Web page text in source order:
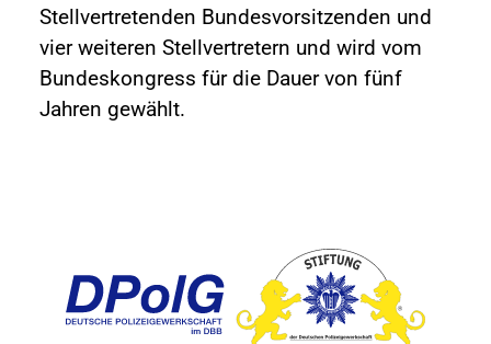
Stellvertretenden Bundesvorsitzenden und
vier weiteren Stellvertretern und wird vom
Bundeskongress für die Dauer von fünf
Jahren gewählt.